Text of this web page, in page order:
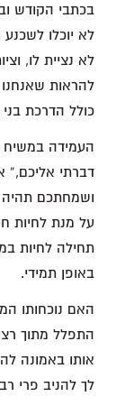
בכתבי הקודש
לא יוכלו
לא נציית לו,
להראות
כולל הדרכת
העמידה
דברתי
ושמחתכם
על מנת לחיות
תחילה לחיות
באופן תמידי.
האם נוכחותו
התפלל מתוך
אותו באמונה
לך להניב פרי